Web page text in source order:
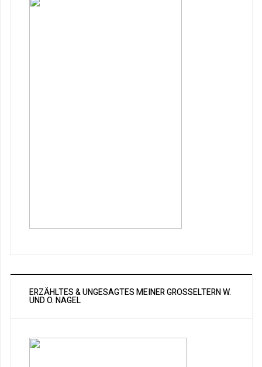
ERZÄHLTES & UNGESAGTES MEINER GROSSELTERN W. U
ND O. NAGEL